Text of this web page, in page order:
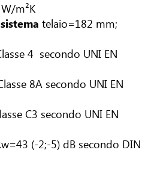
m²K
telaio=182 mm;
4 secondo UNI EN
8A secondo UNI EN
C3 secondo UNI EN
(-2;-5) dB secondo DIN